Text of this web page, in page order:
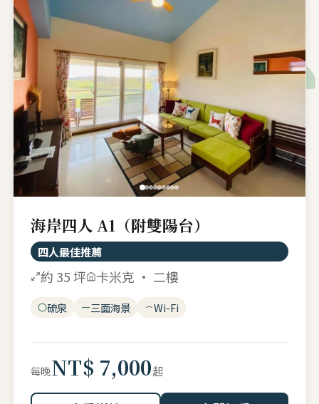
海岸四人 A1（附雙陽台）
四人最佳推薦
約 35 坪 卡米克 · 二樓
硫泉 三面海景 Wi-Fi
每晚NT$ 7,000起